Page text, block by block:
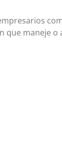
que maneje